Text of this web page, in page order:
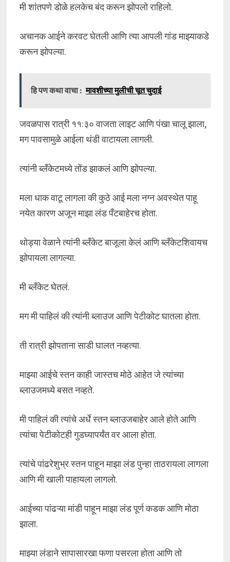
मी शांतपणे डोळे हलकेच बंद करून झोपलो राहिलो.
अचानक आईने करवट घेतली आणि त्या आपली गांड माझ्याकडे
करून झोपल्या.
हि पण कथा वाचा : मावशीच्या मुलीची चूत चुदाई
जवळपास रात्री ११:३० वाजता लाइट आणि पंखा चालू झाला,
मग पावसामुळे आईला थंडी वाटायला लागली.
त्यांनी ब्लँकेटमध्ये तोंड झाकलं आणि झोपल्या.
मला धाक वाटू लागला की कुठे आई मला नग्न अवस्थेत पाहू
नयेत कारण अजून माझा लंड पँटबाहेरच होता.
थोड्या वेळाने त्यांनी ब्लँकेट बाजूला केलं आणि ब्लँकेटशिवायच
झोपायला लागल्या.
मी ब्लँकेट घेतलं.
मग मी पाहिलं की त्यांनी ब्लाउज आणि पेटीकोट घातला होता.
ती रात्री झोपताना साडी घालत नव्हत्या.
माझ्या आईचे स्तन काही जास्तच मोठे आहेत जे त्यांच्या
ब्लाउजमध्ये बसत नव्हते.
मी पाहिलं की त्यांचे अर्धे स्तन ब्लाउजबाहेर आले होते आणि
त्यांचा पेटीकोटही गुडघ्यापर्यंत वर आला होता.
त्यांचे पांढरेशुभ्र स्तन पाहून माझा लंड पुन्हा ताठरायला लागला
आणि मी खाली पाहायला लागलो.
आईच्या पांढऱ्या मांडी पाहून माझा लंड पूर्ण कडक आणि मोठा
झाला.
माझ्या लंडाने सापासारखा फणा पसरला होता आणि तो